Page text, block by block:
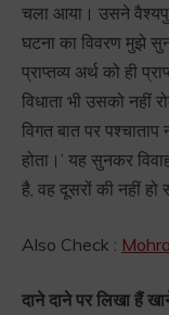
चला आया। उसने
घटना का विवरण मुझे
प्राप्तव्य अर्थ को ही
विधाता भी उसको नहीं
विगत बात पर
होता।’ यह सुनकर
है, वह दूसरों की नहीं हो
Also Check :
दाने दाने पर लिखा हैं